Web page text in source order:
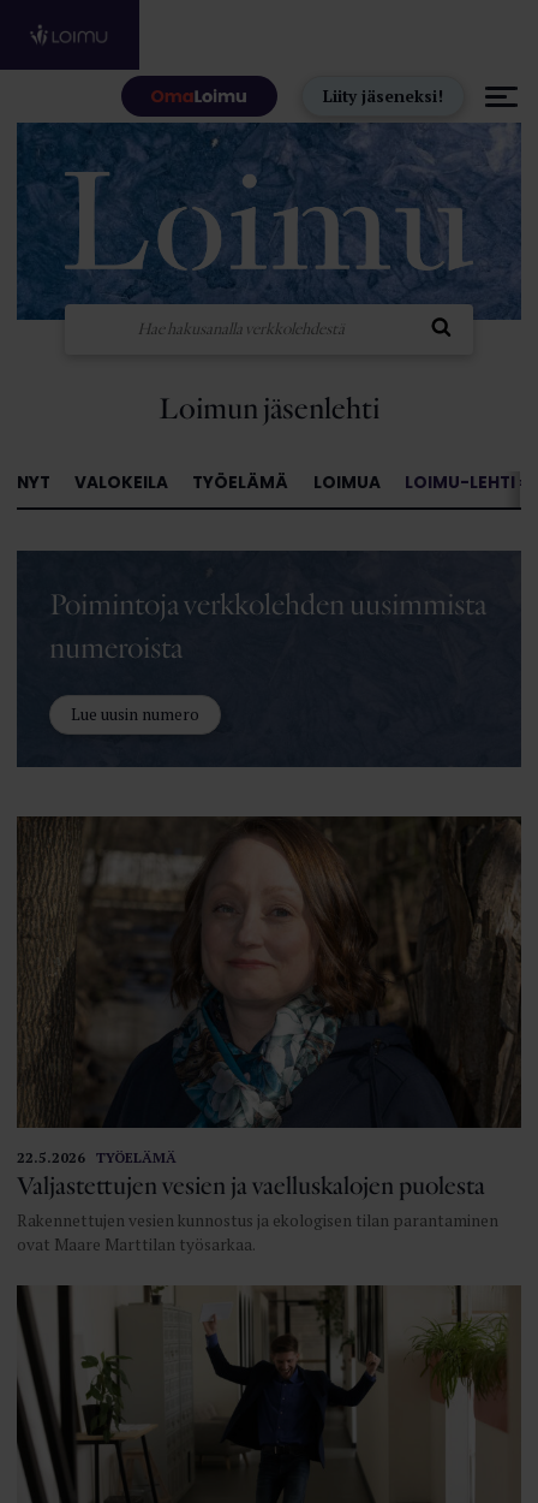
Liity jäseneksi!
Loimun jäsenlehti
NYT VALOKEILA TYÖELÄMÄ LOIMUA LOIMU-LEHTI »
Poimintoja verkkolehden uusimmista
numeroista
Lue uusin numero
22.5.2026 TYÖELÄMÄ
Valjastettujen vesien ja vaelluskalojen puolesta
Rakennettujen vesien kunnostus ja ekologisen tilan parantaminen
ovat Maare Marttilan työsarkaa.